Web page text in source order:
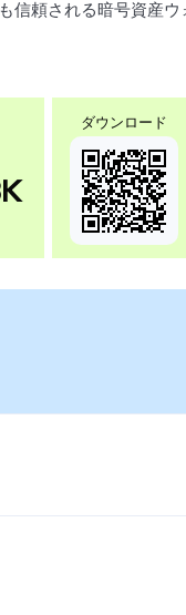
頼される暗号資産ウ
ダウンロード